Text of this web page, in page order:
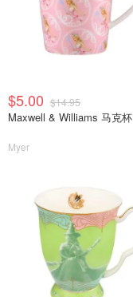
$5.00 $14.95
Maxwell & Williams 马克杯
Myer